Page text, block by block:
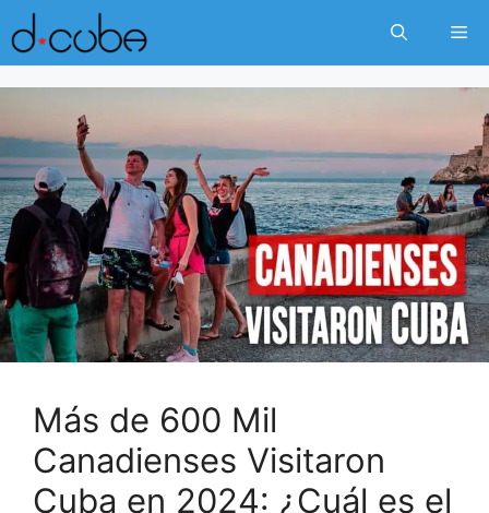
Skip
to
content
Más de 600 Mil
Canadienses Visitaron
Cuba en 2024: ¿Cuál es el